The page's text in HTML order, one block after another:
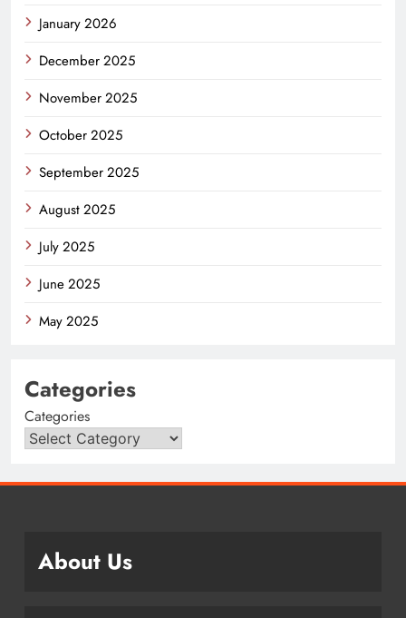
January 2026
December 2025
November 2025
October 2025
September 2025
August 2025
July 2025
June 2025
May 2025
Categories
Categories
About Us